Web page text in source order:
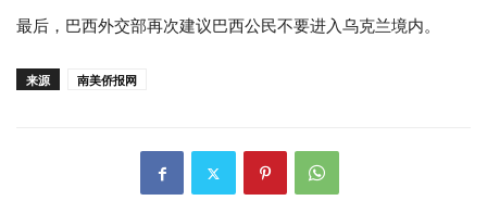
最后，巴西外交部再次建议巴西公民不要进入乌克兰境内。
来源 南美侨报网